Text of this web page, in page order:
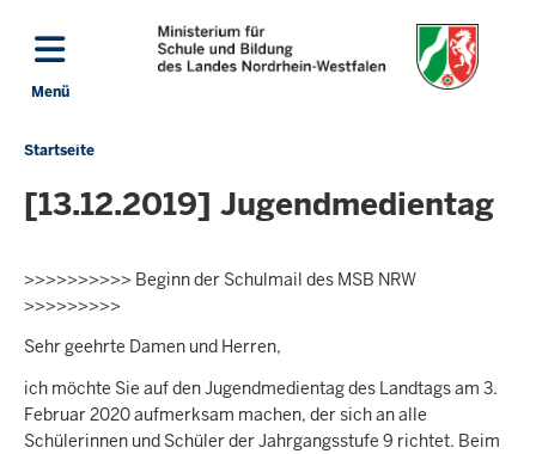
Direkt zum Inhalt
Menü
Sie
sich
Startseite
[13.12.2019] Jugendmedientag
>>>>>>>>>> Beginn der Schulmail des MSB NRW
>>>>>>>>>
Sehr geehrte Damen und Herren,
ich möchte Sie auf den Jugendmedientag des Landtags am 3.
Februar 2020 aufmerksam machen, der sich an alle
Schülerinnen und Schüler der Jahrgangsstufe 9 richtet. Beim